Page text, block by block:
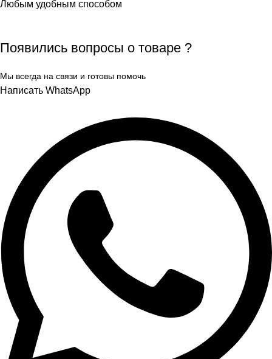
Любым удобным способом
Появились вопросы о товаре ?
Мы всегда на связи и готовы помочь
Написать WhatsApp